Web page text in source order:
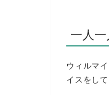
一人
ウィルマ
イスをして